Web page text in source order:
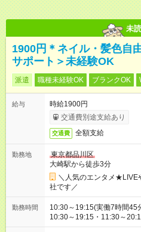
未読
1900円＊ネイル・髪色自
サポート＞未経験OK
派遣 職種未経験OK ブランクOK
給与
時給1900円
交通費別途支給あり
交通費 全額支給
勤務地
東京都品川区
大崎駅から徒歩3分
＼人気のエンタメ★LIVE
社です／
勤務時間
10:30～19:15(実働7時間
10:30～19:15・11:30～